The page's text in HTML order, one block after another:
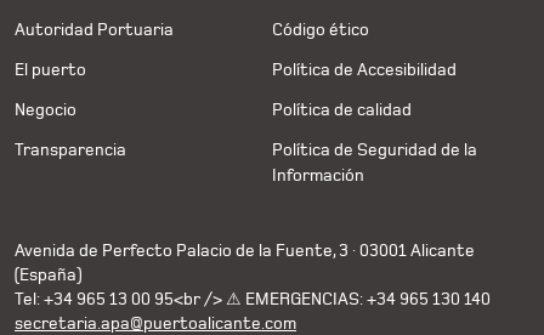
Autoridad Portuaria
El puerto
Negocio
Transparencia
Código ético
Política de Accesibilidad
Política de calidad
Política de Seguridad de la
Información
Avenida de Perfecto Palacio de la Fuente, 3 · 03001 Alicante
(España)
Tel: +34 965 13 00 95<br /> ⚠ EMERGENCIAS: +34 965 130 140
secretaria.apa@puertoalicante.com